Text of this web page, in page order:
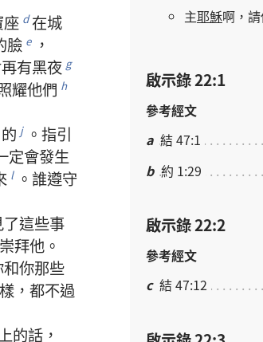
座 d 在城
臉 e ，
再有黑夜 g
耀他們 h
的 j 。 指引
定會發生
l 。 誰遵守
了這些事
崇拜他 。
和你那些
， 都不過
的話 ，
主耶穌啊 ， 請
啟示錄 22:1
參考經文
a 結 47:1
b 約 1:29
啟示錄 22:2
參考經文
c 結 47:12